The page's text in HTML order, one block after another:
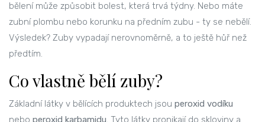
bělení může způsobit bolest, která trvá týdny. Nebo máte
zubní plombu nebo korunku na předním zubu - ty se nebělí.
Výsledek? Zuby vypadají nerovnoměrně, a to ještě hůř než
předtím.
Co vlastně bělí zuby?
Základní látky v bělících produktech jsou peroxid vodíku
nebo peroxid karbamidu. Tyto látky pronikají do skloviny a